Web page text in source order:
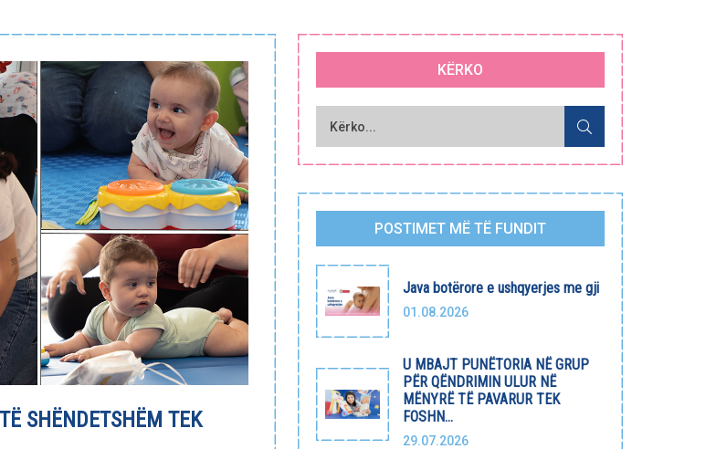
KËRKO
POSTIMET MË TË FUNDIT
Java botërore e ushqyerjes me gji
01.08.2026
U MBAJT PUNËTORIA NË GRUP
PËR QËNDRIMIN ULUR NË
MËNYRË TË PAVARUR TEK
FOSHN...
29.07.2026
SHËNDETSHËM TEK